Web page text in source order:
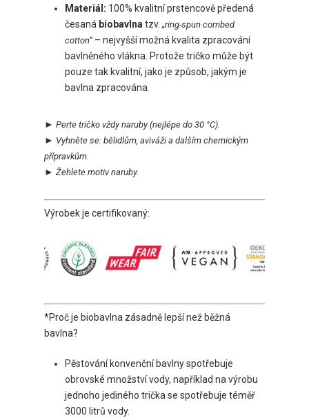
Materiál: 100% kvalitní prstencově předená
česaná biobavlna tzv. „ring-spun combed
cotton“ – nejvyšší možná kvalita zpracování
bavlněného vlákna. Protože tričko může být
pouze tak kvalitní, jako je způsob, jakým je
bavlna zpracována.
► Perte tričko vždy naruby(nejlépe do 30 °C).
► Vyhněte se: bělidlům, aviváži a dalším chemickým
přípravkům.
► Žehlete motiv naruby.
Výrobek je certifikovaný:
*Proč je biobavlna zásadně lepší než běžná
bavlna?
Pěstování konvenční bavlny spotřebuje
obrovské množství vody, například na výrobu
jednoho jediného trička se spotřebuje téměř
3000 litrů vody.